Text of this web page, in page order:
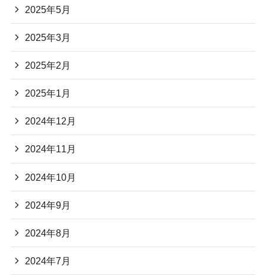
2025年5月
2025年3月
2025年2月
2025年1月
2024年12月
2024年11月
2024年10月
2024年9月
2024年8月
2024年7月